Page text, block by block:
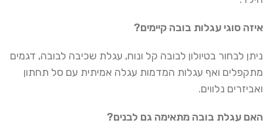
איזה סוגי עגלות בובה קיימים?
ניתן לבחור בטיולון לבובה קל ונוח, עגלת שכיבה לבובה, דגמים
מתקפלים ואף עגלות המדמות עגלה אמיתית עם סל תחתון
ואביזרים נלווים.
האם עגלת בובה מתאימה גם לבנים?